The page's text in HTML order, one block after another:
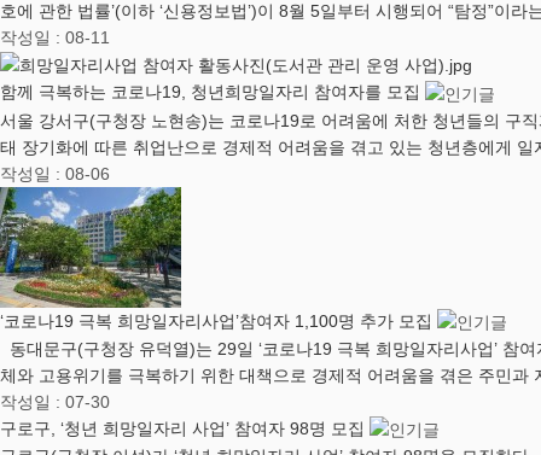
호에 관한 법률’(이하 ‘신용정보법’)이 8월 5일부터 시행되어 “탐정”이라
작성일 : 08-11
함께 극복하는 코로나19, 청년희망일자리 참여자를 모집
서울 강서구(구청장 노현송)는 코로나19로 어려움에 처한 청년들의 구
태 장기화에 따른 취업난으로 경제적 어려움을 겪고 있는 청년층에게
작성일 : 08-06
‘코로나19 극복 희망일자리사업’참여자 1,100명 추가 모집
동대문구(구청장 유덕열)는 29일 ‘코로나19 극복 희망일자리사업’ 참
체와 고용위기를 극복하기 위한 대책으로 경제적 어려움을 겪은 주민
작성일 : 07-30
구로구, ‘청년 희망일자리 사업’ 참여자 98명 모집